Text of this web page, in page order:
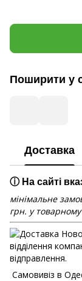
Поширити у
Доставка
ⓘ На сайті
мінімальне
грн. у
відділення
відправлення.
Самовивіз в